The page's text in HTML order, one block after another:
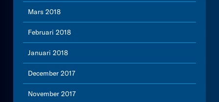
Mars 2018
Februari 2018
Januari 2018
December 2017
November 2017